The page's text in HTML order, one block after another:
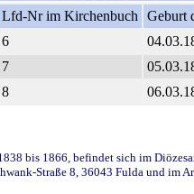
Lfd-Nr im Kirchenbuch Geburt
6
7
8
bis 1866, befindet sich im
Straße 8, 36043 Fulda und im